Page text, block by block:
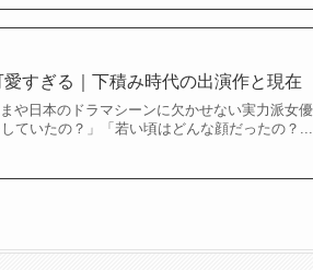
すぎる｜下積み時代の出演作と現在
や日本のドラマシーンに欠かせない実力派女
ていたの？」「若い頃はどんな顔だったの？...